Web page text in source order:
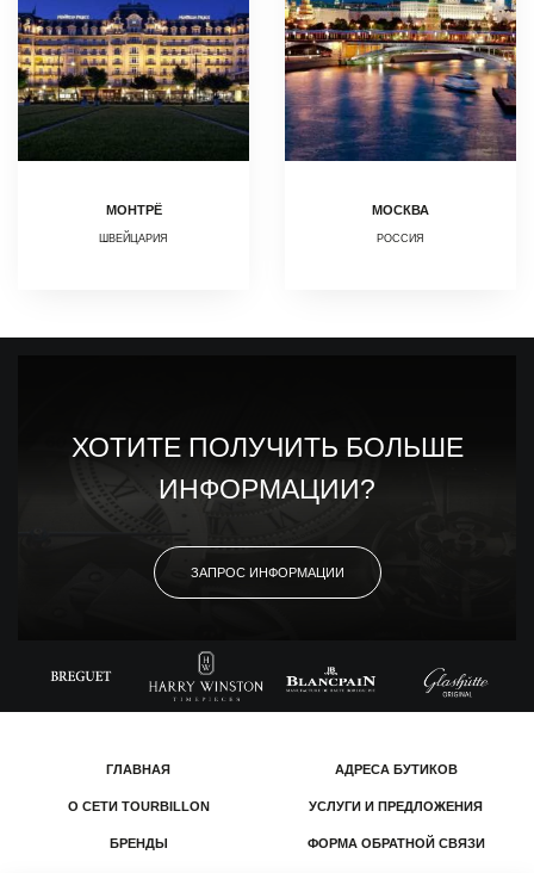
МОНТРЁ
ШВЕЙЦАРИЯ
МОСКВА
РОССИЯ
ХОТИТЕ ПОЛУЧИТЬ БОЛЬШЕ
ИНФОРМАЦИИ?
ЗАПРОС ИНФОРМАЦИИ
ГЛАВНАЯ
О СЕТИ TOURBILLON
БРЕНДЫ
АДРЕСА БУТИКОВ
УСЛУГИ И ПРЕДЛОЖЕНИЯ
ФОРМА ОБРАТНОЙ СВЯЗИ